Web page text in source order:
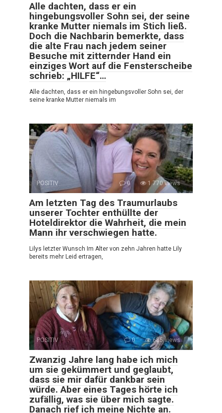
Alle dachten, dass er ein
hingebungsvoller Sohn sei, der seine
kranke Mutter niemals im Stich ließ.
Doch die Nachbarin bemerkte, dass
die alte Frau nach jedem seiner
Besuche mit zitternder Hand ein
einziges Wort auf die Fensterscheibe
schrieb: „HILFE“…
Alle dachten, dass er ein hingebungsvoller Sohn sei, der
seine kranke Mutter niemals im
POSITIV 0 1 770 views
Am letzten Tag des Traumurlaubs
unserer Tochter enthüllte der
Hoteldirektor die Wahrheit, die mein
Mann ihr verschwiegen hatte.
Lilys letzter Wunsch Im Alter von zehn Jahren hatte Lily
bereits mehr Leid ertragen,
POSITIV 0 685 views
Zwanzig Jahre lang habe ich mich
um sie gekümmert und geglaubt,
dass sie mir dafür dankbar sein
würde. Aber eines Tages hörte ich
zufällig, was sie über mich sagte.
Danach rief ich meine Nichte an.